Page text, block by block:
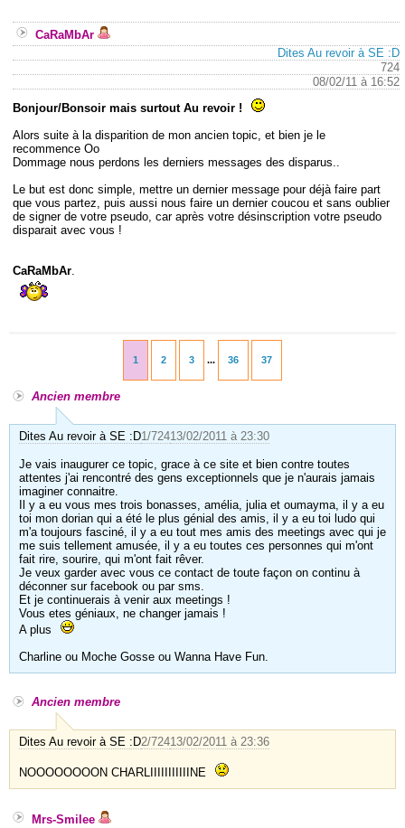
CaRaMbAr
Dites Au revoir à SE :D
724
08/02/11 à 16:52
Bonjour/Bonsoir mais surtout Au revoir !
Alors suite à la disparition de mon ancien topic, et bien je le
recommence Oo
Dommage nous perdons les derniers messages des disparus..
Le but est donc simple, mettre un dernier message pour déjà faire part
que vous partez, puis aussi nous faire un dernier coucou et sans oublier
de signer de votre pseudo, car après votre désinscription votre pseudo
disparait avec vous !
CaRaMbAr.
1 2 3 ... 36 37
Ancien membre
Dites Au revoir à SE :D1/72413/02/2011 à 23:30
Je vais inaugurer ce topic, grace à ce site et bien contre toutes
attentes j'ai rencontré des gens exceptionnels que je n'aurais jamais
imaginer connaitre.
Il y a eu vous mes trois bonasses, amélia, julia et oumayma, il y a eu
toi mon dorian qui a été le plus génial des amis, il y a eu toi ludo qui
m'a toujours fasciné, il y a eu tout mes amis des meetings avec qui je
me suis tellement amusée, il y a eu toutes ces personnes qui m'ont
fait rire, sourire, qui m'ont fait rêver.
Je veux garder avec vous ce contact de toute façon on continu à
déconner sur facebook ou par sms.
Et je continuerais à venir aux meetings !
Vous etes géniaux, ne changer jamais !
A plus
Charline ou Moche Gosse ou Wanna Have Fun.
Ancien membre
Dites Au revoir à SE :D2/72413/02/2011 à 23:36
NOOOOOOOON CHARLIIIIIIIIIIINE
Mrs-Smilee